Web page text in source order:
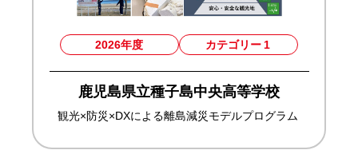
2026年度 カテゴリー 1
鹿児島県立種子島中央高等学校
観光×防災×DXによる離島減災モデルプログラム